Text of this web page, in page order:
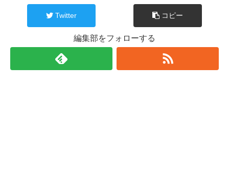
Twitter コピー
編集部をフォローする